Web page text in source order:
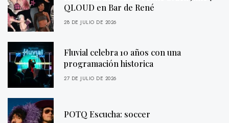
QLOUD en Bar de René
28 DE JULIO DE 2026
Fluvial celebra 10 años con una
programación historica
27 DE JULIO DE 2026
POTQ Escucha: soccer